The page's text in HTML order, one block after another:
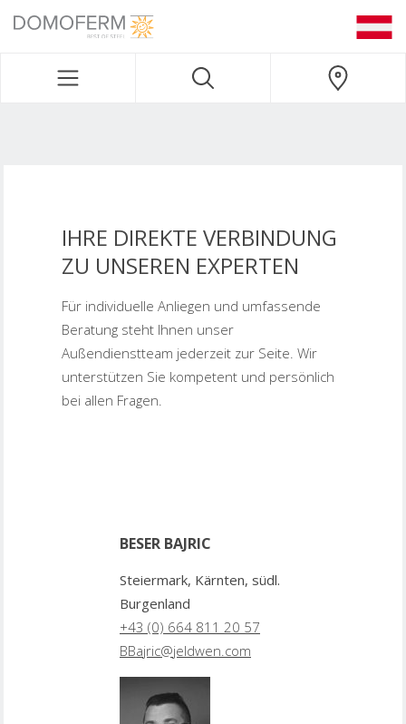
DOMOFERM NAVIGATION
IHRE DIREKTE VERBINDUNG
ZU UNSEREN EXPERTEN
Für individuelle Anliegen und umfassende
Beratung steht Ihnen unser
Außendienstteam jederzeit zur Seite. Wir
unterstützen Sie kompetent und persönlich
bei allen Fragen.
BESER BAJRIC
Steiermark, Kärnten, südl.
Burgenland
+43 (0) 664 811 20 57
BBajric@jeldwen.com